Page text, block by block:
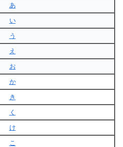
あ
い
う
え
お
か
き
く
け
こ